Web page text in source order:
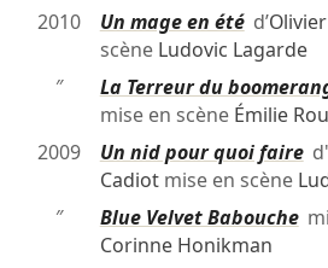
2010
Un mage en étéd’
scène Ludovic Lagarde
″
La Terreur du
mise en scène Émilie
2009
Un nid pour quoi faire
Cadiotmise en scène
″
Blue Velvet Babouche
Corinne Honikman